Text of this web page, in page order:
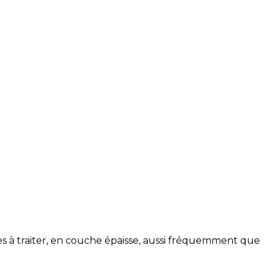
à traiter, en couche épaisse, aussi fréquemment que